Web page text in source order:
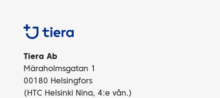
Tiera
Tiera Ab
Märaholmsgatan 1
00180 Helsingfors
(HTC Helsinki Nina, 4:e vån.)